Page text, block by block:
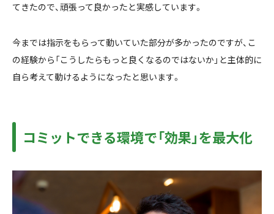
てきたので、頑張って良かったと実感しています。
今までは指示をもらって動いていた部分が多かったのですが、こ
の経験から「こうしたらもっと良くなるのではないか」と主体的に
自ら考えて動けるようになったと思います。
コミットできる環境で「効果」を最大化